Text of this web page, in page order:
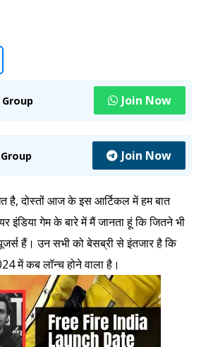
Join Now
Join Now
है, दोस्तों आज के इस आर्टिकल में हम बात
इंडिया गेम के बारे में मैं जानता हूं कि जितने भी
हैं। उन सभी को बेसब्री से इंतजार है कि
में कब लॉन्च होने वाला है।